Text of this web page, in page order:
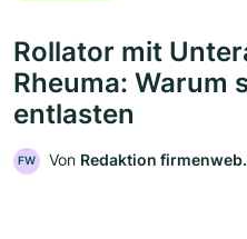
Rollator mit
Rheuma: Warum
entlasten
FW Von Redaktion